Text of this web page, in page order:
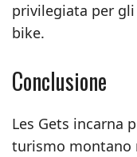
privilegiata per
bike.
Conclusione
Les Gets incarna
turismo montano